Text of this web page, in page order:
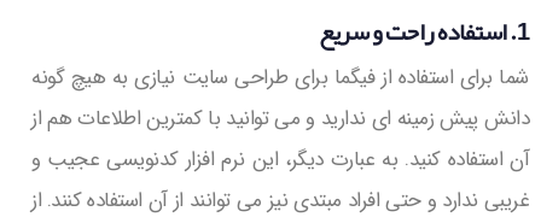
1. استفاده راحت و سریع
شما برای استفاده از فیگما برای طراحی سایت نیازی به هیچ گونه
دانش پیش زمینه ای ندارید و می توانید با کمترین اطلاعات هم از
آن استفاده کنید. به عبارت دیگر، این نرم افزار کدنویسی عجیب و
غریبی ندارد و حتی افراد مبتدی نیز می توانند از آن استفاده کنند. از